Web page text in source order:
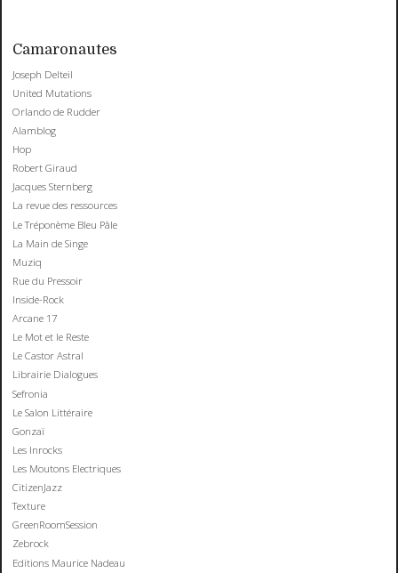
Camaronautes
Joseph Delteil
United Mutations
Orlando de Rudder
Alamblog
Hop
Robert Giraud
Jacques Sternberg
La revue des ressources
Le Tréponème Bleu Pâle
La Main de Singe
Muziq
Rue du Pressoir
Inside-Rock
Arcane 17
Le Mot et le Reste
Le Castor Astral
Librairie Dialogues
Sefronia
Le Salon Littéraire
Gonzaï
Les Inrocks
Les Moutons Electriques
CitizenJazz
Texture
GreenRoomSession
Zebrock
Editions Maurice Nadeau